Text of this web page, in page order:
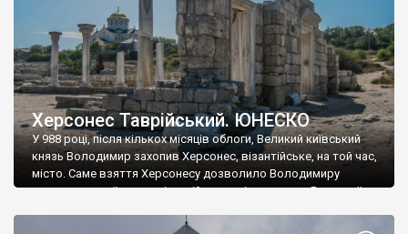
Херсонес Таврійський. ЮНЕСКО
У 988 році, після кількох місяців облоги, Великий київський
князь Володимир захопив Херсонес, візантійське, на той час,
місто. Саме взяття Херсонесу дозволило Володимиру
диктувати свої умови візантійському імператору Василю ІІ, та
Херсонесі Володимир-язичник, став Василем-християнином.